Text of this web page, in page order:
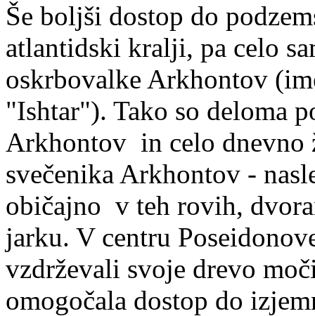
Še boljši dostop do
atlantidski kralji, pa celo
oskrbovalke Arkhontov
"Ishtar"). Tako so deloma
Arkhontov in celo dnevno
svečenika Arkhontov -
običajno v teh rovih,
jarku. V centru
vzdrževali svoje drevo
omogočala dostop do